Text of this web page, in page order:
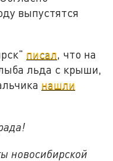
выпустятся
писал, что на
льда с крыши,
нашли
новосибирской